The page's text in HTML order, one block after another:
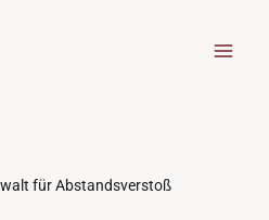
für Abstandsverstoß